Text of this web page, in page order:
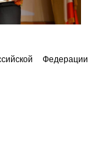
Федерации